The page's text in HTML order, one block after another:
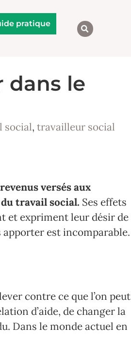
pratique
dans le
social, travailleur social
versés aux
travail social. Ses effets
et expriment leur désir de
apporter est incomparable.
contre ce que l’on peut
d’aide, de changer la
Dans le monde actuel en